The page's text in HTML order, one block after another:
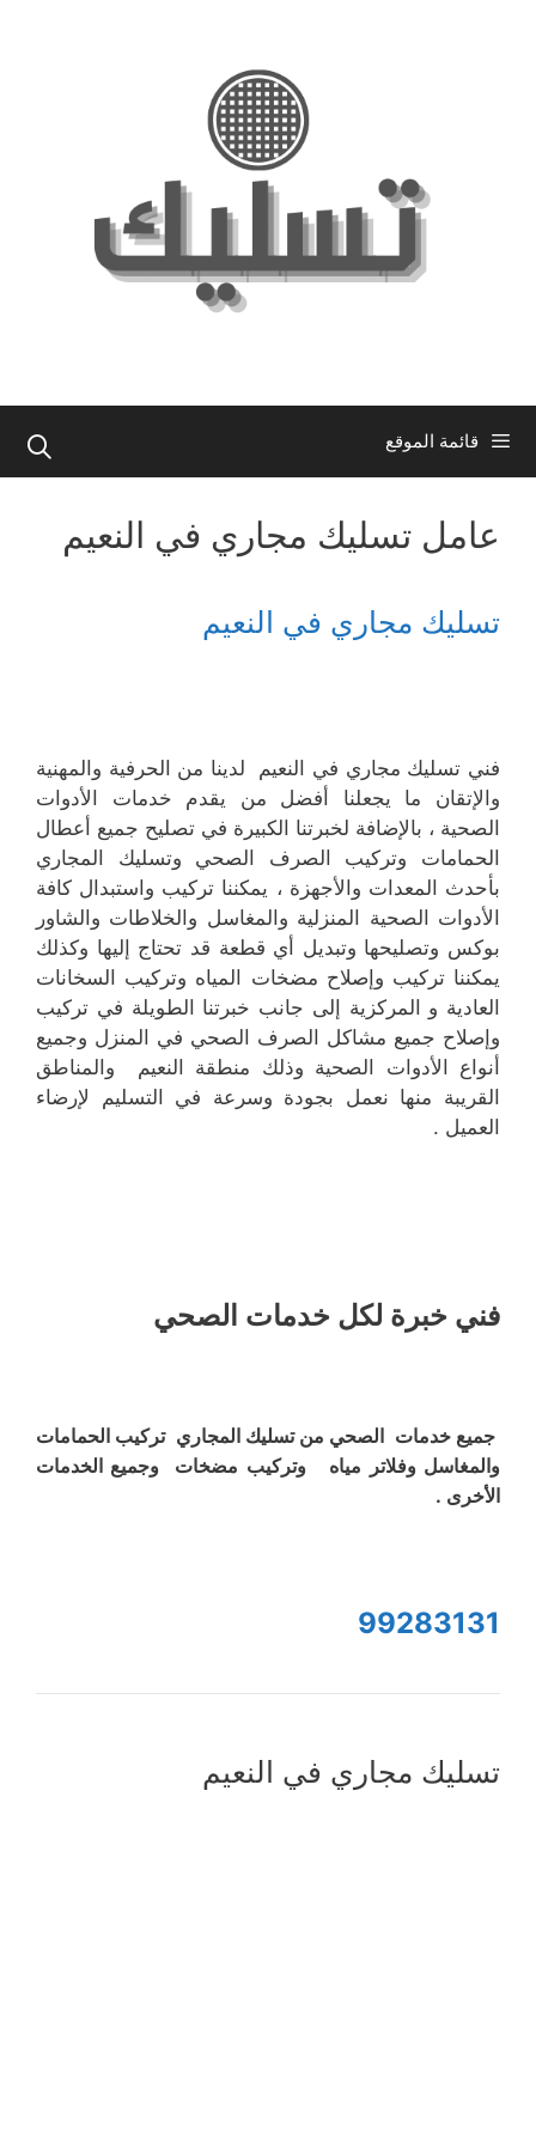
قائمة الموقع
عامل تسليك مجاري في النعيم
تسليك مجاري في النعيم
فني تسليك مجاري في النعيم لدينا من الحرفية والمهنية
والإتقان ما يجعلنا أفضل من يقدم خدمات الأدوات
الصحية ، بالإضافة لخبرتنا الكبيرة في تصليح جميع أعطال
الحمامات وتركيب الصرف الصحي وتسليك المجاري
بأحدث المعدات والأجهزة ، يمكننا تركيب واستبدال كافة
الأدوات الصحية المنزلية والمغاسل والخلاطات والشاور
بوكس وتصليحها وتبديل أي قطعة قد تحتاج إليها وكذلك
يمكننا تركيب وإصلاح مضخات المياه وتركيب السخانات
العادية و المركزية إلى جانب خبرتنا الطويلة في تركيب
وإصلاح جميع مشاكل الصرف الصحي في المنزل وجميع
أنواع الأدوات الصحية وذلك منطقة النعيم والمناطق
القريبة منها نعمل بجودة وسرعة في التسليم لإرضاء
العميل .
فني خبرة لكل خدمات الصحي
جميع خدمات الصحي من تسليك المجاري تركيب الحمامات
والمغاسل وفلاتر مياه وتركيب مضخات وجميع الخدمات
الأخرى .
99283131
تسليك مجاري في النعيم